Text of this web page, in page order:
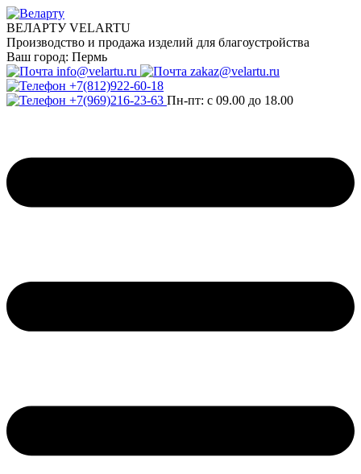
ВЕЛАРТУ VELARTU
Производство и продажа изделий для благоустройства
Ваш город: Пермь
info@velartu.ru
zakaz@velartu.ru
+7(812)922-60-18
+7(969)216-23-63 Пн-пт: с 09.00 до 18.00